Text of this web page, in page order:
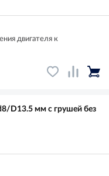
двигателя к
D13.5 мм с грушей без